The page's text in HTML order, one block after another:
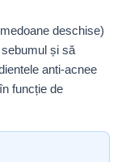
deschise)
și să
anti-acnee
funcție de